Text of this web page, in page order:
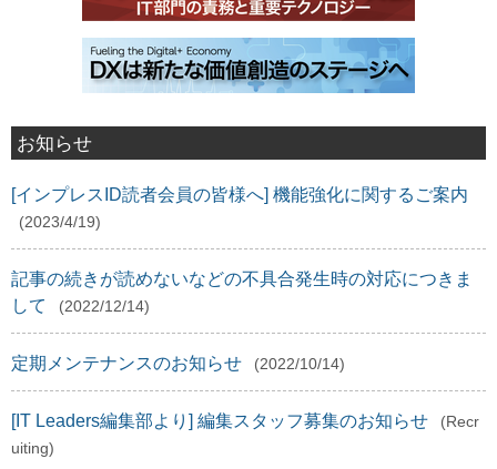
お知らせ
[インプレスID読者会員の皆様へ] 機能強化に関するご案内
(2023/4/19)
記事の続きが読めないなどの不具合発生時の対応につきま
して
(2022/12/14)
定期メンテナンスのお知らせ (2022/10/14)
[IT Leaders編集部より] 編集スタッフ募集のお知らせ
(Recr
uiting)